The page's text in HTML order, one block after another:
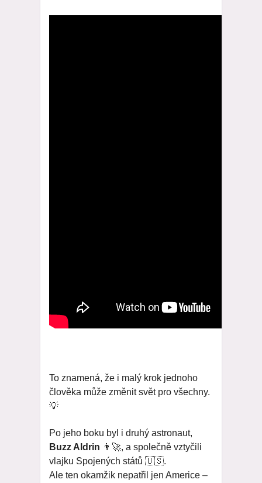
To znamená, že i malý krok jednoho
člověka může změnit svět pro všechny.
💡
Po jeho boku byl i druhý astronaut,
Buzz Aldrin 👨‍🚀, a společně vztyčili
vlajku Spojených států 🇺🇸.
Ale ten okamžik nepatřil jen Americe –